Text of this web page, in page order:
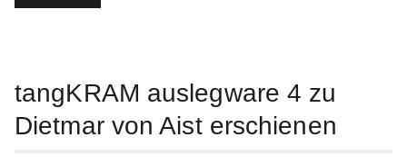
auslegware
tangKRAM auslegware 4 zu
Dietmar von Aist erschienen